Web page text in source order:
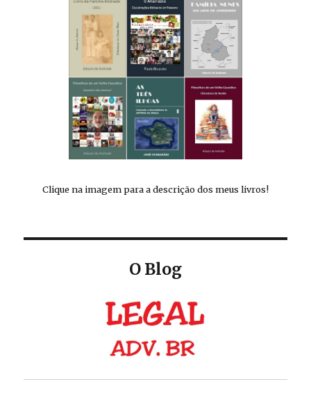
Clique na imagem para a descrição dos meus livros!
O Blog